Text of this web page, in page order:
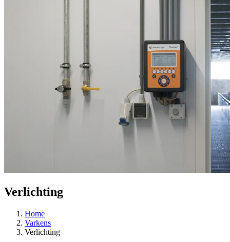
Verlichting
Home
Varkens
Verlichting